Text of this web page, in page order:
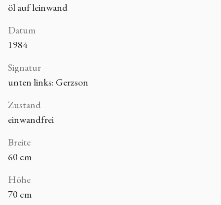
öl auf leinwand
Datum
1984
Signatur
unten links: Gerzson
Zustand
einwandfrei
Breite
60 cm
Höhe
70 cm